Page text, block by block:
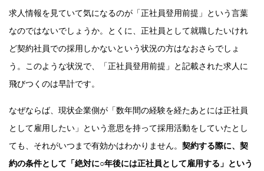
求人情報を見ていて気になるのが「正社員登用前提」という言葉
なのではないでしょうか。とくに、正社員として就職したいけれ
ど契約社員での採用しかないという状況の方はなおさらでしょ
う。このような状況で、「正社員登用前提」と記載された求人に
飛びつくのは早計です。
なぜならば、現状企業側が「数年間の経験を経たあとには正社員
として雇用したい」という意思を持って採用活動をしていたとし
ても、それがいつまで有効かはわかりません。 契約する際に、契
約の条件として「絶対に○年後には正社員として雇用する」という